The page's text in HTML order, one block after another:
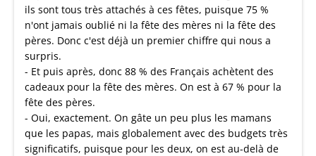
ils sont tous très attachés à ces fêtes, puisque 75 %
n'ont jamais oublié ni la fête des mères ni la fête des
pères. Donc c'est déjà un premier chiffre qui nous a
surpris.
- Et puis après, donc 88 % des Français achètent des
cadeaux pour la fête des mères. On est à 67 % pour la
fête des pères.
- Oui, exactement. On gâte un peu plus les mamans
que les papas, mais globalement avec des budgets très
significatifs, puisque pour les deux, on est au-delà de